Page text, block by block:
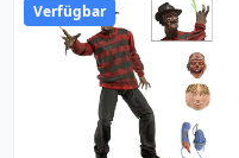
Verfügbar